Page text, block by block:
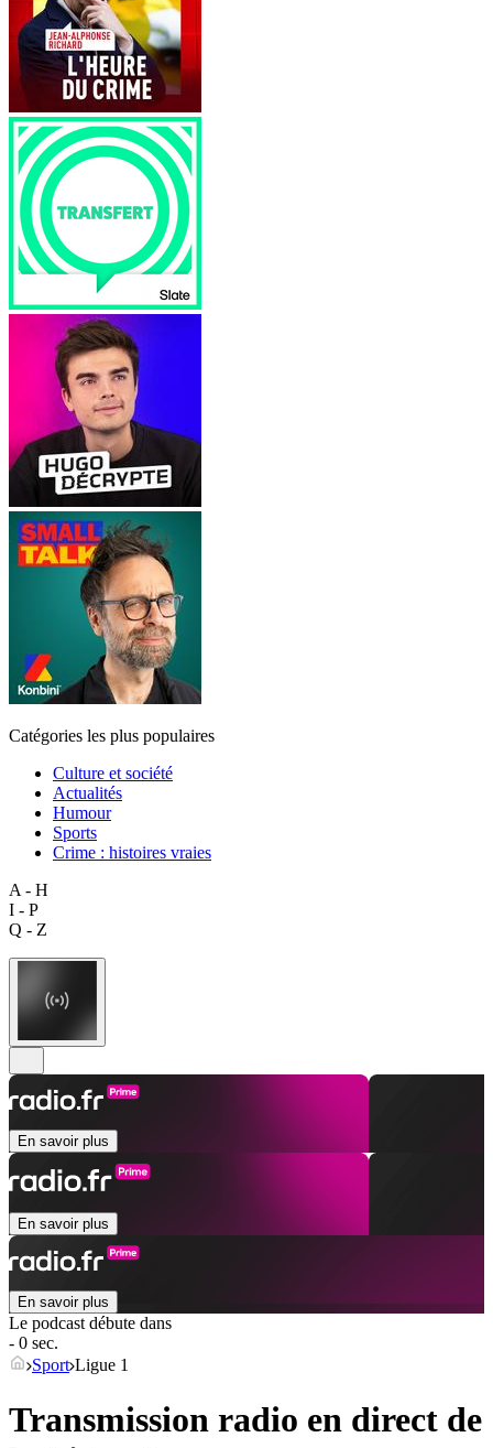
Catégories les plus populaires
Culture et société
Actualités
Humour
Sports
Crime : histoires vraies
A - H
I - P
Q - Z
En savoir plus
En savoir plus
En savoir plus
Le podcast débute dans
- 0 sec.
Sport Ligue 1
Transmission radio en direct de